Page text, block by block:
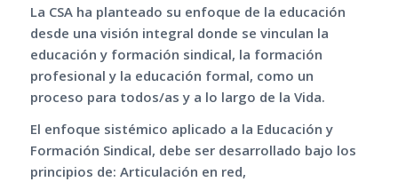
La CSA ha planteado su enfoque de la educación
desde una visión integral donde se vinculan la
educación y formación sindical, la formación
profesional y la educación formal, como un
proceso para todos/as y a lo largo de la Vida.
El enfoque sistémico aplicado a la Educación y
Formación Sindical, debe ser desarrollado bajo los
principios de: Articulación en red,